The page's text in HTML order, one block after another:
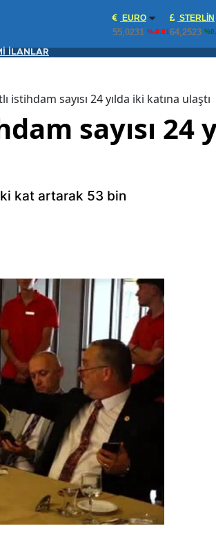
EURO
55,0231 %-0.01
STERLIN
64,2523
İLANLAR
istihdam sayısı 24 yılda iki katına ulaştı
sayısı 24
kat artarak 53 bin